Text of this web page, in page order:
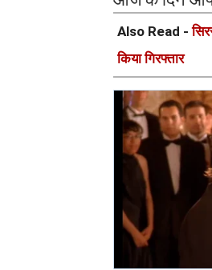
Also Read -
किया गिरफ्तार